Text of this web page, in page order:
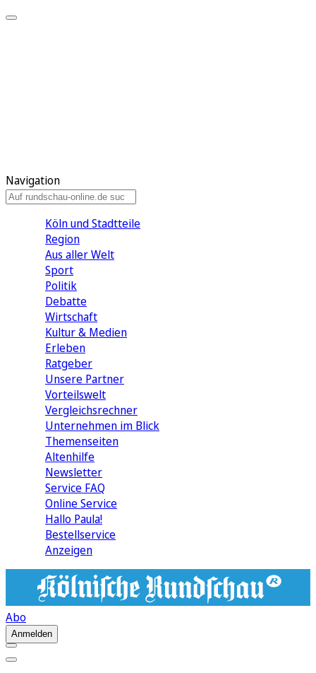
Navigation
Köln und Stadtteile
Region
Aus aller Welt
Sport
Politik
Debatte
Wirtschaft
Kultur & Medien
Erleben
Ratgeber
Unsere Partner
Vorteilswelt
Vergleichsrechner
Unternehmen im Blick
Themenseiten
Altenhilfe
Newsletter
Service FAQ
Online Service
Hallo Paula!
Bestellservice
Anzeigen
Abo
Anmelden